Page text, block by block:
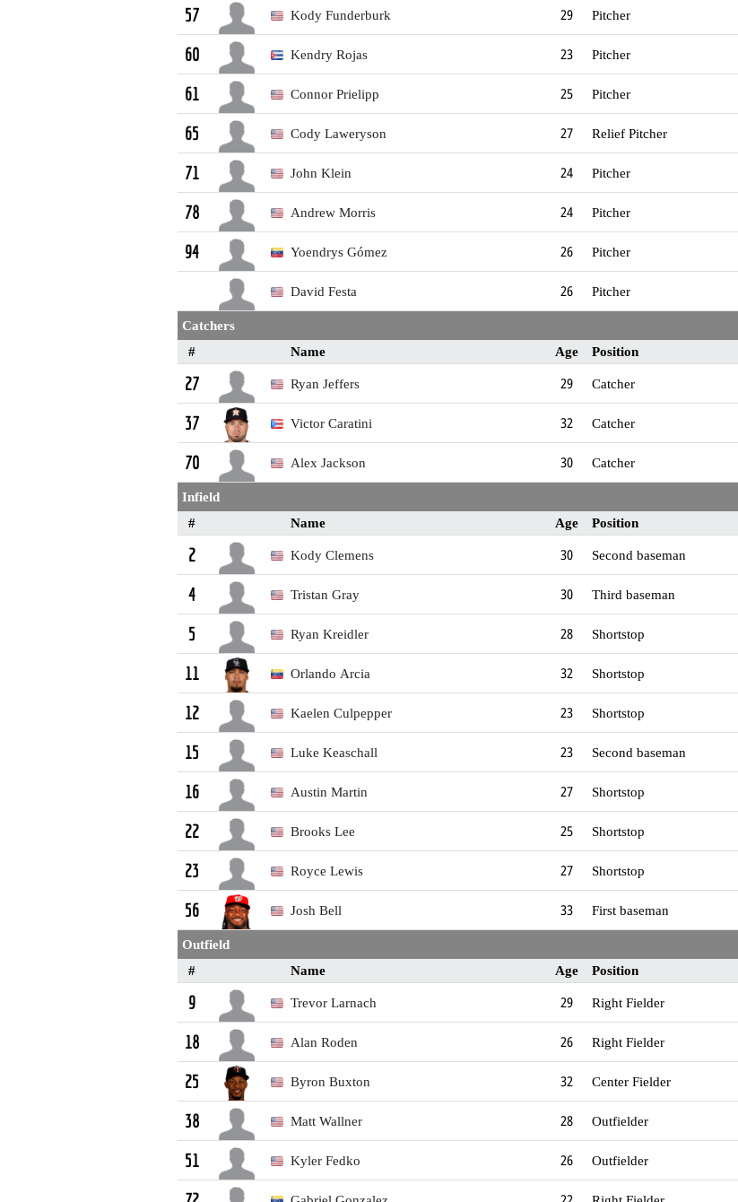
57 Kody Funderburk 29 Pitcher
60 Kendry Rojas 23 Pitcher
61 Connor Prielipp 25 Pitcher
65 Cody Laweryson 27 Relief Pitcher
71 John Klein 24 Pitcher
78 Andrew Morris 24 Pitcher
94 Yoendrys Gómez 26 Pitcher
David Festa
26 Pitcher
Catchers
#
Name Age Position
27 Ryan Jeffers 29 Catcher
37 Victor Caratini 32 Catcher
70 Alex Jackson 30 Catcher
Infield
#
Name Age Position
2 Kody Clemens 30 Second baseman
4 Tristan Gray 30 Third baseman
5 Ryan Kreidler 28 Shortstop
11 Orlando Arcia 32 Shortstop
12 Kaelen Culpepper 23 Shortstop
15 Luke Keaschall 23 Second baseman
16 Austin Martin 27 Shortstop
22 Brooks Lee 25 Shortstop
23 Royce Lewis 27 Shortstop
56 Josh Bell 33 First baseman
Outfield
#
Name Age Position
9 Trevor Larnach 29 Right Fielder
18 Alan Roden 26 Right Fielder
25 Byron Buxton 32 Center Fielder
38 Matt Wallner 28 Outfielder
51 Kyler Fedko 26 Outfielder